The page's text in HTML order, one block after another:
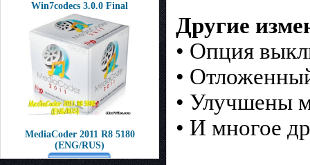
Win7codecs 3.0.0 Final
MediaCoder 2011 R8 5180
(ENG/RUS)
Другие
• Опция
•
• Улучшены
• И многое